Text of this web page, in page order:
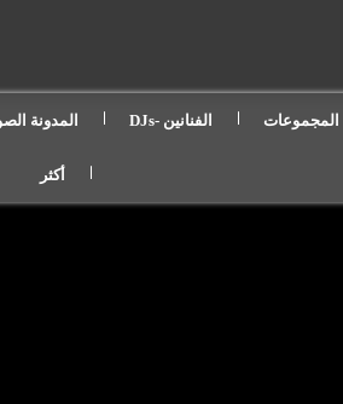
المجموعات الفنانين -DJs المدونة
أكثر